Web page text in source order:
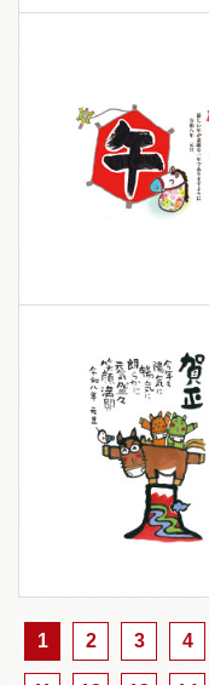
1 2 3 4